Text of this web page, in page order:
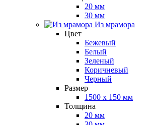
20 мм
30 мм
Из мрамора
Цвет
Бежевый
Белый
Зеленый
Коричневый
Черный
Размер
1500 x 150 мм
Толщина
20 мм